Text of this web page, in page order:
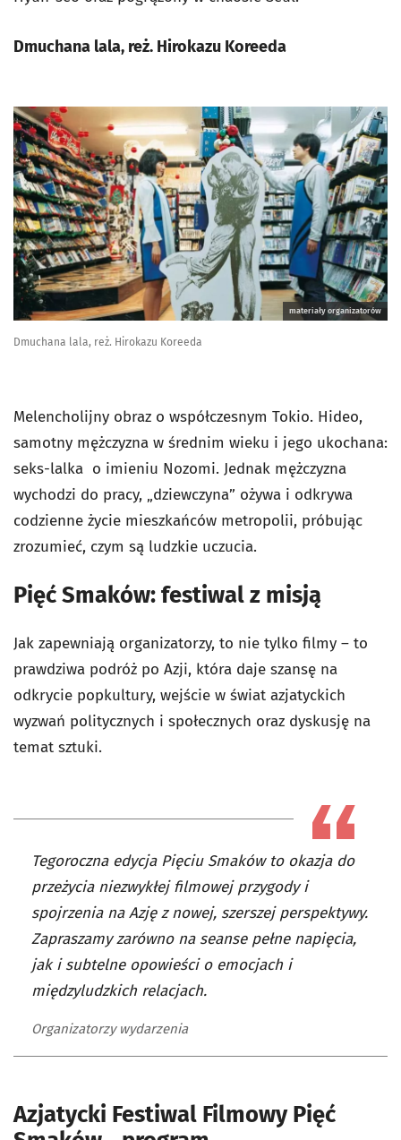
Dmuchana lala, reż. Hirokazu Koreeda
materiały organizatorów
Dmuchana lala, reż. Hirokazu Koreeda
Melencholijny obraz o współczesnym Tokio. Hideo,
samotny mężczyzna w średnim wieku i jego ukochana:
seks-lalka o imieniu Nozomi. Jednak mężczyzna
wychodzi do pracy, „dziewczyna” ożywa i odkrywa
codzienne życie mieszkańców metropolii, próbując
zrozumieć, czym są ludzkie uczucia.
Pięć Smaków: festiwal z misją
Jak zapewniają organizatorzy, to nie tylko filmy – to
prawdziwa podróż po Azji, która daje szansę na
odkrycie popkultury, wejście w świat azjatyckich
wyzwań politycznych i społecznych oraz dyskusję na
temat sztuki.
Tegoroczna edycja Pięciu Smaków to okazja do
przeżycia niezwykłej filmowej przygody i
spojrzenia na Azję z nowej, szerszej perspektywy.
Zapraszamy zarówno na seanse pełne napięcia,
jak i subtelne opowieści o emocjach i
międzyludzkich relacjach.
Organizatorzy wydarzenia
Azjatycki Festiwal Filmowy Pięć